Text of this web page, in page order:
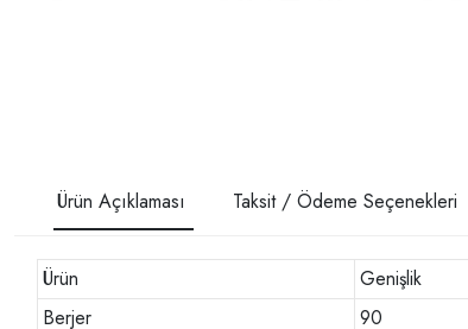
Ürün Açıklaması Taksit / Ödeme Seçenekleri
Ürün Genişlik
Berjer
90